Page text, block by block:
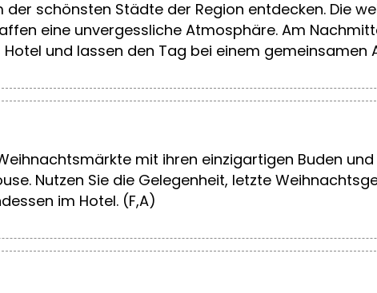
schönsten Städte der Region entdecken. Die
eine unvergessliche Atmosphäre. Am
und lassen den Tag bei einem gemeinsamen
mit ihren einzigartigen Buden
Nutzen Sie die Gelegenheit, letzte
im Hotel. (F,A)